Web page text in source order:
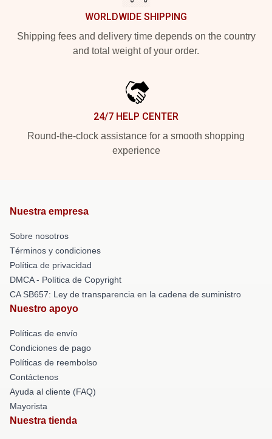
WORLDWIDE SHIPPING
Shipping fees and delivery time depends on the country
and total weight of your order.
24/7 HELP CENTER
Round-the-clock assistance for a smooth shopping
experience
Nuestra empresa
Sobre nosotros
Términos y condiciones
Política de privacidad
DMCA - Política de Copyright
CA SB657: Ley de transparencia en la cadena de suministro
Nuestro apoyo
Políticas de envío
Condiciones de pago
Políticas de reembolso
Contáctenos
Ayuda al cliente (FAQ)
Mayorista
Nuestra tienda